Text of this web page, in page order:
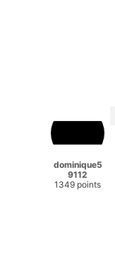
dominique5
9112
1349 points